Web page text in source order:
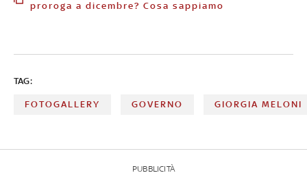
proroga a dicembre? Cosa sappiamo
TAG:
FOTOGALLERY GOVERNO GIORGIA MELONI
PUBBLICITÀ